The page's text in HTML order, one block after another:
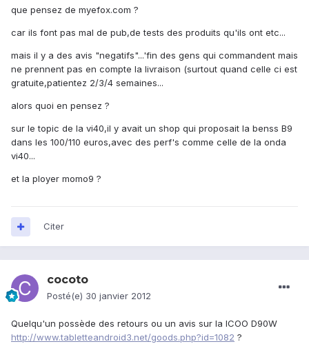
que pensez de myefox.com ?
car ils font pas mal de pub,de tests des produits qu'ils ont etc...
mais il y a des avis "negatifs"...'fin des gens qui commandent mais
ne prennent pas en compte la livraison (surtout quand celle ci est
gratuite,patientez 2/3/4 semaines...
alors quoi en pensez ?
sur le topic de la vi40,il y avait un shop qui proposait la benss B9
dans les 100/110 euros,avec des perf's comme celle de la onda
vi40...
et la ployer momo9 ?
Citer
cocoto
Posté(e) 30 janvier 2012
Quelqu'un possède des retours ou un avis sur la ICOO D90W
http://www.tabletteandroid3.net/goods.php?id=1082 ?